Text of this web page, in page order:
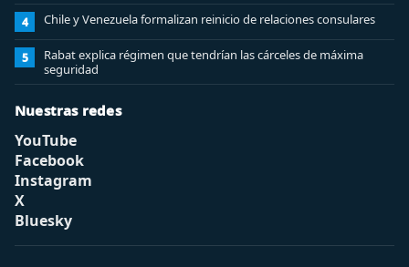
4 Chile y Venezuela formalizan reinicio de relaciones consulares
5
Rabat explica régimen que tendrían las cárceles de máxima
seguridad
Nuestras redes
YouTube
Facebook
Instagram
X
Bluesky